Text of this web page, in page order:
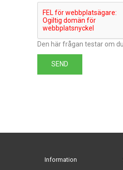
Den här frågan testar om
SEND
Information